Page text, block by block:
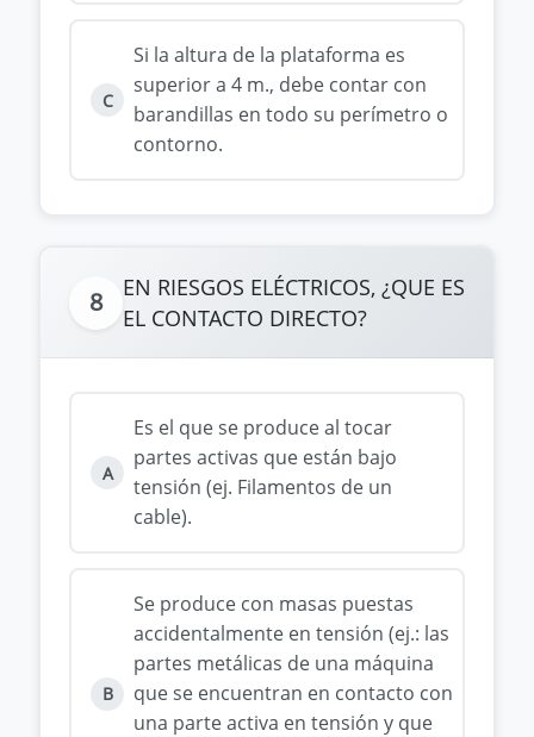
C
Si la altura de la plataforma es
superior a 4 m., debe contar con
barandillas en todo su perímetro o
contorno.
8
EN RIESGOS ELÉCTRICOS, ¿QUE ES
EL CONTACTO DIRECTO?
A
Es el que se produce al tocar
partes activas que están bajo
tensión (ej. Filamentos de un
cable).
B
Se produce con masas puestas
accidentalmente en tensión (ej.: las
partes metálicas de una máquina
que se encuentran en contacto con
una parte activa en tensión y que